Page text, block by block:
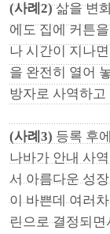
(사례2)삶을 변
에도 집에 커튼
나 시간이 지나
을 완전히 열어
방자로 사역하고
(사례3) 등록 후
나바가 안내 사
서 아름다운 성
이 바쁜데 여러
린으로 결정되